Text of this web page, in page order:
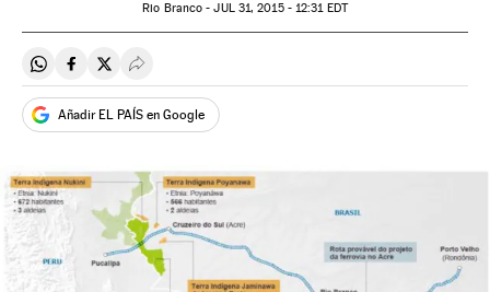
Rio Branco -JUL31, 2015 - 12:31EDT
Compartir en Whatsapp
Compartir en Facebook
Compartir en Twitter
Desplegar Redes Sociales
Añadir EL PAÍS en Google